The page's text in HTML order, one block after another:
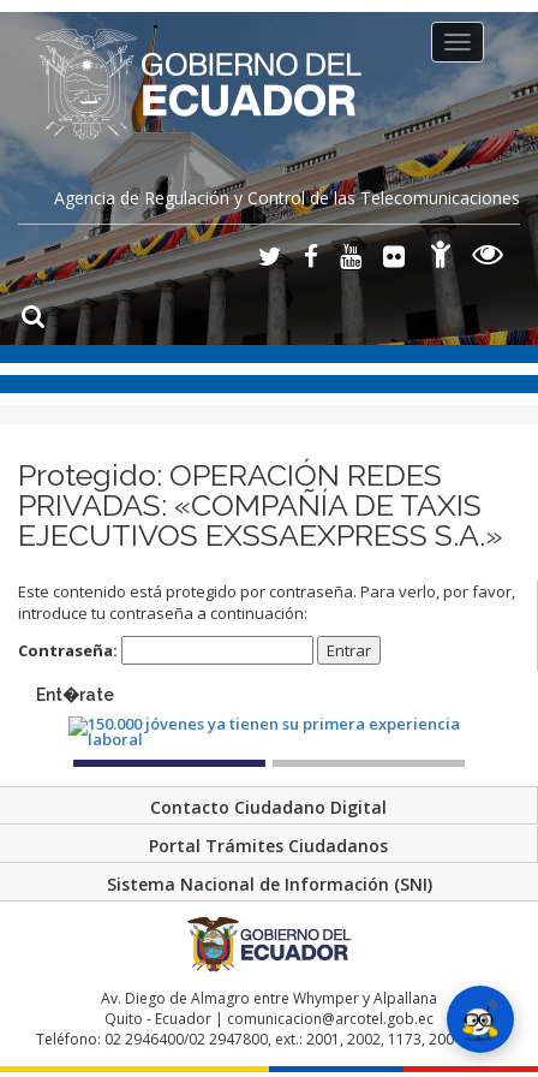
Agencia de Regulación y Control de las Telecomunicaciones
Toggle
navigation
Protegido: OPERACIÓN REDES
PRIVADAS: «COMPAÑÍA DE TAXIS
EJECUTIVOS EXSSAEXPRESS S.A.»
Este contenido está protegido por contraseña. Para verlo, por favor,
introduce tu contraseña a continuación:
Contraseña:
Ent�rate
Contacto Ciudadano Digital
Portal Trámites Ciudadanos
Sistema Nacional de Información (SNI)
Av. Diego de Almagro entre Whymper y Alpallana
Quito - Ecuador | comunicacion@arcotel.gob.ec
Teléfono: 02 2946400/02 2947800, ext.: 2001, 2002, 1173, 2004, 2048